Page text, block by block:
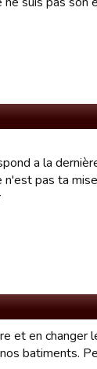
a la
pas ta
et en
batiments.